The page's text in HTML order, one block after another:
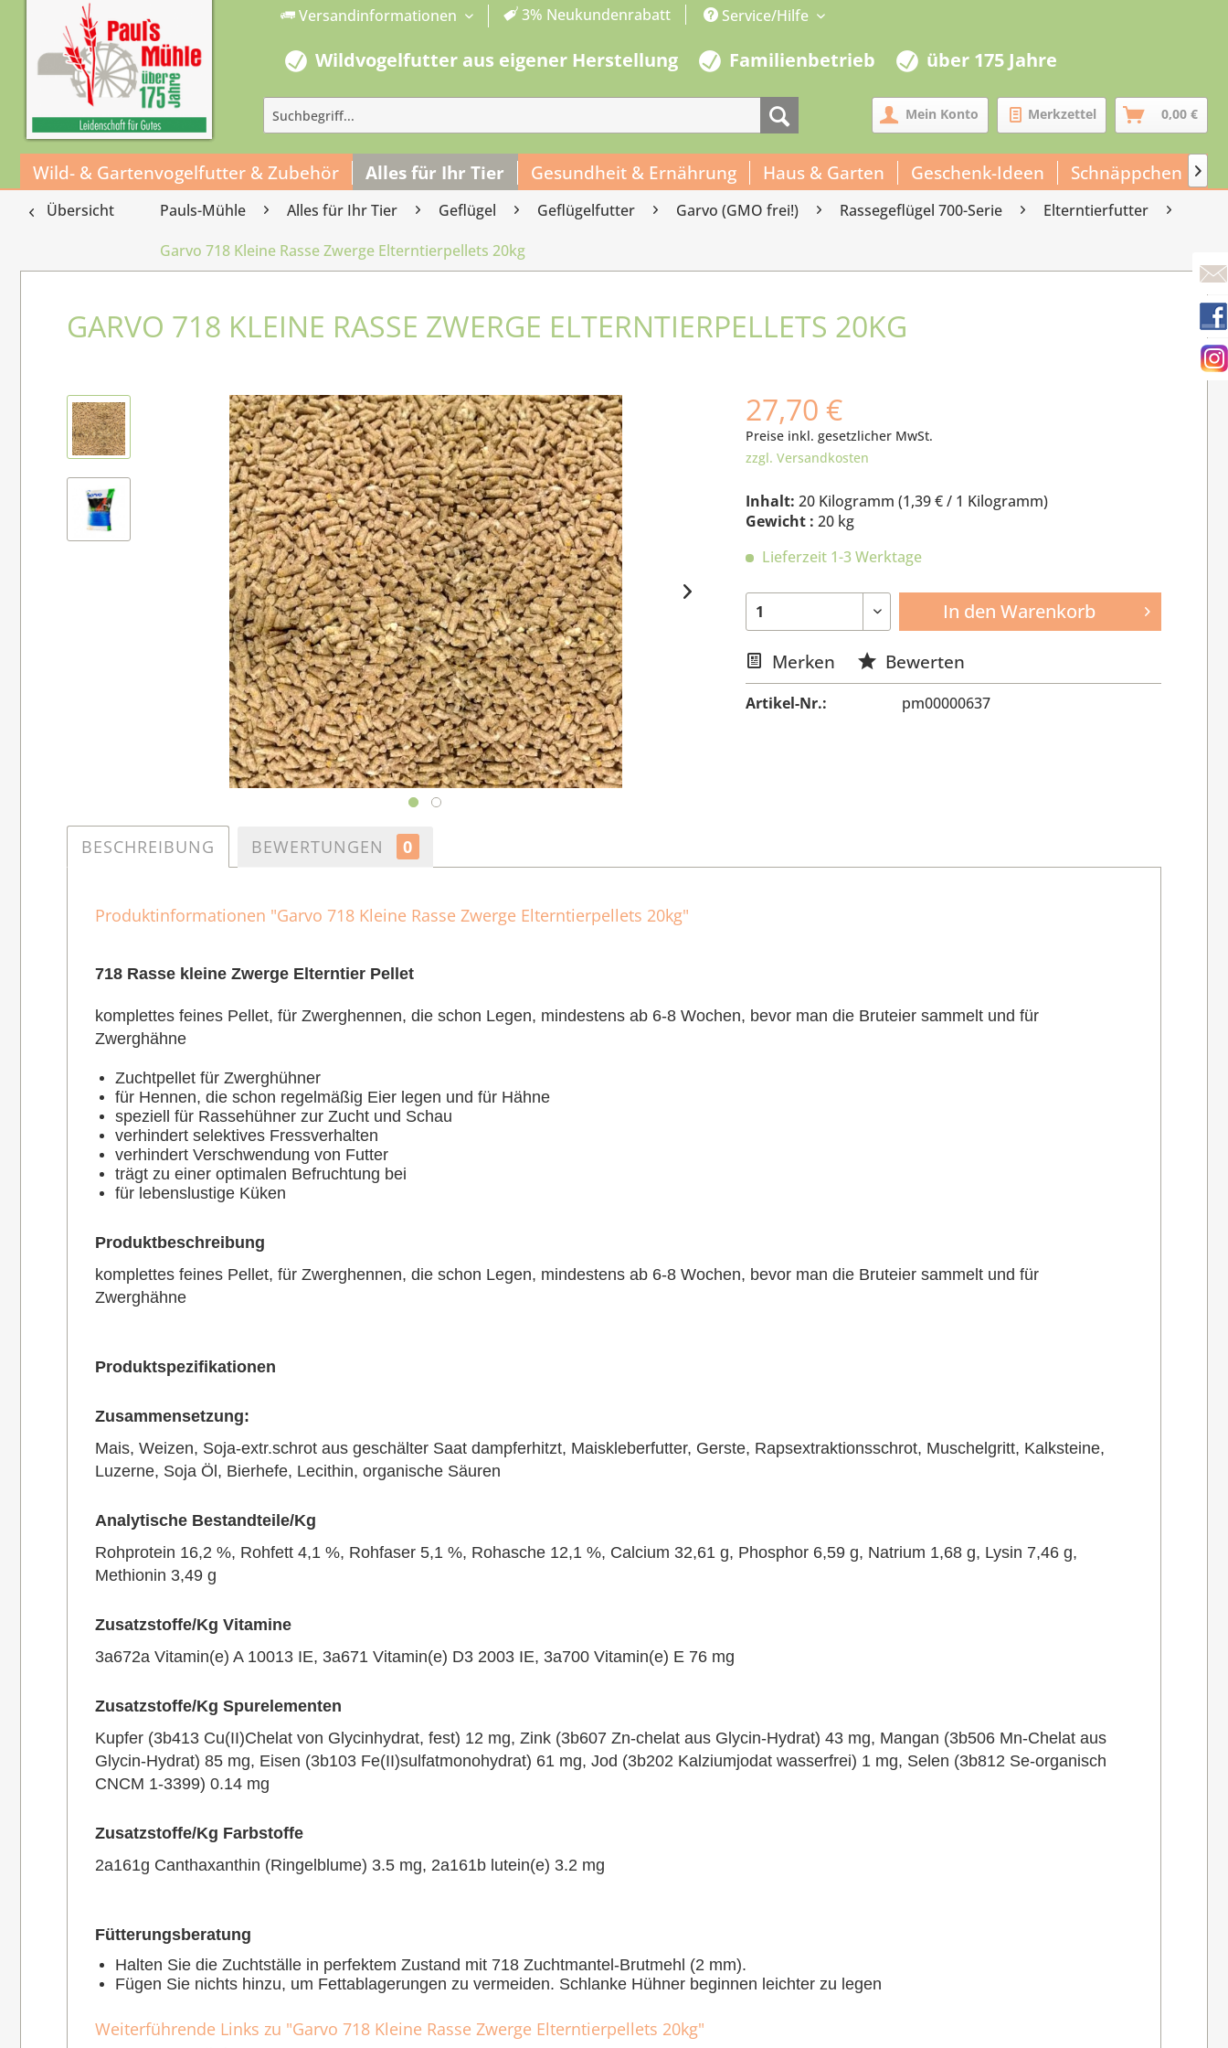
Versandinformationen 3% Neukundenrabatt Service/Hilfe
Wildvogelfutter aus eigener Herstellung Familienbetrieb über 175 Jahre
Mein Konto Merkzettel 0,00 €
Wild- & Gartenvogelfutter & Zubehör Alles für Ihr Tier Gesundheit & Ernährung Haus & Garten Geschenk-Ideen Schnäppchen 
Übersicht Pauls-Mühle Alles für Ihr Tier Geflügel Geflügelfutter Garvo (GMO frei!) Rassegeflügel 700-Serie
Elterntierfutter
Garvo 718 Kleine Rasse Zwerge Elterntierpellets 20kg
GARVO 718 KLEINE RASSE ZWERGE ELTERNTIERPELLETS 20KG
27,70 €
Preise inkl. gesetzlicher MwSt.
zzgl. Versandkosten
Inhalt: 20 Kilogramm (1,39 €/ 1 Kilogramm)
Gewicht : 20 kg
Lieferzeit 1-3 Werktage
In den Warenkorb
Merken Bewerten
Artikel-Nr.: pm00000637
BESCHREIBUNG BEWERTUNGEN 0
Produktinformationen "Garvo 718 Kleine Rasse Zwerge Elterntierpellets 20kg"
718 Rasse kleine Zwerge Elterntier Pellet
komplettes feines Pellet, für Zwerghennen, die schon Legen, mindestens ab 6-8 Wochen, bevor man die Bruteier sammelt und für
Zwerghähne
Zuchtpellet für Zwerghühner
für Hennen, die schon regelmäßig Eier legen und für Hähne
speziell für Rassehühner zur Zucht und Schau
verhindert selektives Fressverhalten
verhindert Verschwendung von Futter
trägt zu einer optimalen Befruchtung bei
für lebenslustige Küken
Produktbeschreibung
komplettes feines Pellet, für Zwerghennen, die schon Legen, mindestens ab 6-8 Wochen, bevor man die Bruteier sammelt und für
Zwerghähne
Produktspezifikationen
Zusammensetzung:
Mais, Weizen, Soja-extr.schrot aus geschälter Saat dampferhitzt, Maiskleberfutter, Gerste, Rapsextraktionsschrot, Muschelgritt, Kalksteine,
Luzerne, Soja Öl, Bierhefe, Lecithin, organische Säuren
Analytische Bestandteile/Kg
Rohprotein 16,2 %, Rohfett 4,1 %, Rohfaser 5,1 %, Rohasche 12,1 %, Calcium 32,61 g, Phosphor 6,59 g, Natrium 1,68 g, Lysin 7,46 g,
Methionin 3,49 g
Zusatzstoffe/Kg Vitamine
3a672a Vitamin(e) A 10013 IE, 3a671 Vitamin(e) D3 2003 IE, 3a700 Vitamin(e) E 76 mg
Zusatzstoffe/Kg Spurelementen
Kupfer (3b413 Cu(II)Chelat von Glycinhydrat, fest) 12 mg, Zink (3b607 Zn-chelat aus Glycin-Hydrat) 43 mg, Mangan (3b506 Mn-Chelat aus
Glycin-Hydrat) 85 mg, Eisen (3b103 Fe(II)sulfatmonohydrat) 61 mg, Jod (3b202 Kalziumjodat wasserfrei) 1 mg, Selen (3b812 Se-organisch
CNCM 1-3399) 0.14 mg
Zusatzstoffe/Kg Farbstoffe
2a161g Canthaxanthin (Ringelblume) 3.5 mg, 2a161b lutein(e) 3.2 mg
Fütterungsberatung
Halten Sie die Zuchtställe in perfektem Zustand mit 718 Zuchtmantel-Brutmehl (2 mm).
Fügen Sie nichts hinzu, um Fettablagerungen zu vermeiden. Schlanke Hühner beginnen leichter zu legen
Weiterführende Links zu "Garvo 718 Kleine Rasse Zwerge Elterntierpellets 20kg"